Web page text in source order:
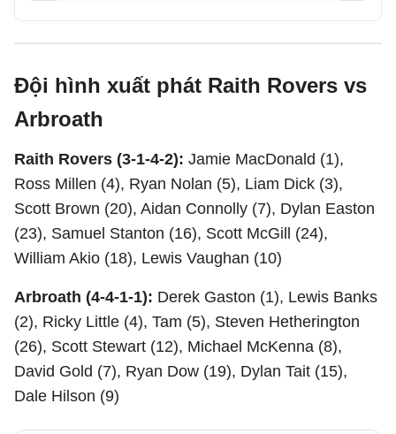
Đội hình xuất phát Raith Rovers vs
Arbroath
Raith Rovers (3-1-4-2): Jamie MacDonald (1),
Ross Millen (4), Ryan Nolan (5), Liam Dick (3),
Scott Brown (20), Aidan Connolly (7), Dylan Easton
(23), Samuel Stanton (16), Scott McGill (24),
William Akio (18), Lewis Vaughan (10)
Arbroath (4-4-1-1): Derek Gaston (1), Lewis Banks
(2), Ricky Little (4), Tam (5), Steven Hetherington
(26), Scott Stewart (12), Michael McKenna (8),
David Gold (7), Ryan Dow (19), Dylan Tait (15),
Dale Hilson (9)